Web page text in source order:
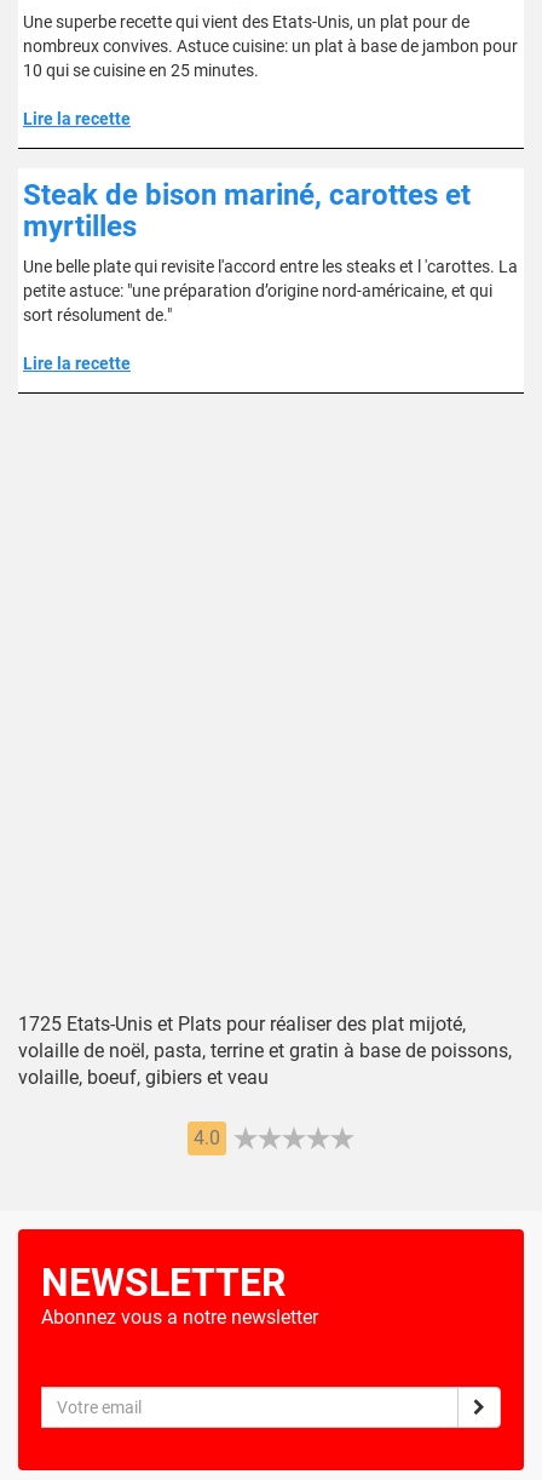
Une superbe recette qui vient des Etats-Unis, un plat pour de
nombreux convives. Astuce cuisine: un plat à base de jambon pour
10 qui se cuisine en 25 minutes.
Lire la recette
Steak de bison mariné, carottes et
myrtilles
Une belle plate qui revisite l'accord entre les steaks et l 'carottes. La
petite astuce: "une préparation d’origine nord-américaine, et qui
sort résolument de."
Lire la recette
1725 Etats-Unis et Plats pour réaliser des plat mijoté,
volaille de noël, pasta, terrine et gratin à base de poissons,
volaille, boeuf, gibiers et veau
4.0
NEWSLETTER
Abonnez vous a notre newsletter